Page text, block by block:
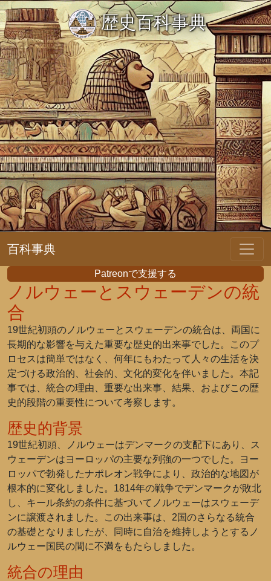
歴史百科事典
百科事典
Patreonで支援する
ノルウェーとスウェーデンの統
合
19世紀初頭のノルウェーとスウェーデンの統合は、両国に
長期的な影響を与えた重要な歴史的出来事でした。このプ
ロセスは簡単ではなく、何年にもわたって人々の生活を決
定づける政治的、社会的、文化的変化を伴いました。本記
事では、統合の理由、重要な出来事、結果、およびこの歴
史的段階の重要性について考察します。
歴史的背景
19世紀初頭、ノルウェーはデンマークの支配下にあり、ス
ウェーデンはヨーロッパの主要な列強の一つでした。ヨー
ロッパで勃発したナポレオン戦争により、政治的な地図が
根本的に変化しました。1814年の戦争でデンマークが敗北
し、キール条約の条件に基づいてノルウェーはスウェーデ
ンに譲渡されました。この出来事は、2国のさらなる統合
の基礎となりましたが、同時に自治を維持しようとするノ
ルウェー国民の間に不満をもたらしました。
統合の理由